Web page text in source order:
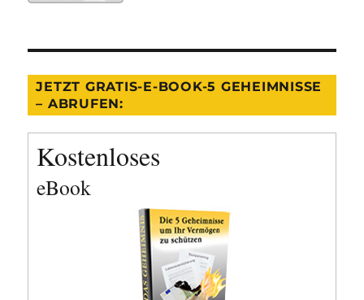
JETZT GRATIS-E-BOOK-5 GEHEIMNISSE
– ABRUFEN:
Kostenloses
eBook